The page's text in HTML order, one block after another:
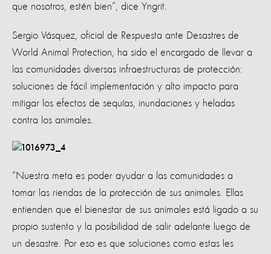
que nosotros, estén bien”, dice Yngrit.
Sergio Vásquez, oficial de Respuesta ante Desastres de
World Animal Protection, ha sido el encargado de llevar a
las comunidades diversas infraestructuras de protección:
soluciones de fácil implementación y alto impacto para
mitigar los efectos de sequías, inundaciones y heladas
contra los animales.
“Nuestra meta es poder ayudar a las comunidades a
tomar las riendas de la protección de sus animales. Ellas
entienden que el bienestar de sus animales está ligado a su
propio sustento y la posibilidad de salir adelante luego de
un desastre. Por eso es que soluciones como estas les